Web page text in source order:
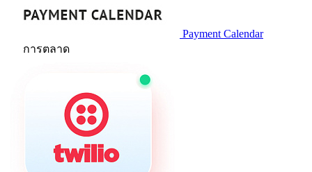
Payment Calendar
การตลาด